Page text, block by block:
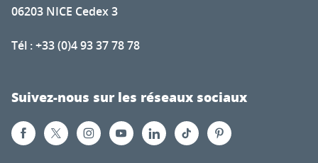
06203 NICE Cedex 3
Tél : +33 (0)4 93 37 78 78
Suivez-nous sur les réseaux sociaux